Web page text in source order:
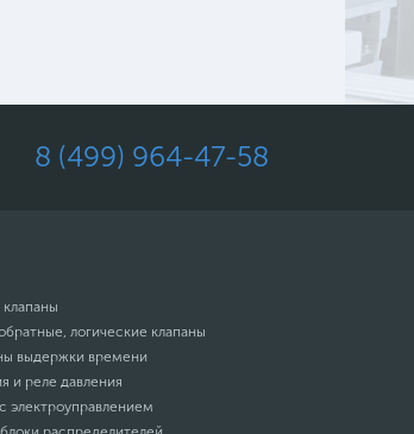
8 (499) 964-47-58
логические клапаны
выдержки времени
и реле давления
электроуправлением